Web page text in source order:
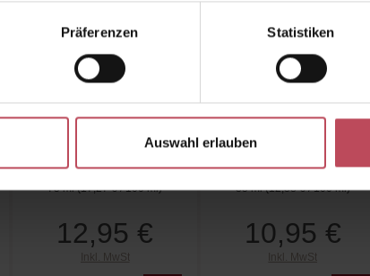
Präferenzen Statistiken
Auswahl erlauben
Marvis
Garden Collection
Toothpaste
Zahnpasta
75 ml(17,27 € / 100 ml)
Regulärer Preis:
12,95 €
Inkl. MwSt
Marvis
Sensitive Gums
Toothpaste
Zahnpasta
85 ml(12,88 € / 100 ml)
Regulärer Preis:
10,95 €
Inkl. MwSt